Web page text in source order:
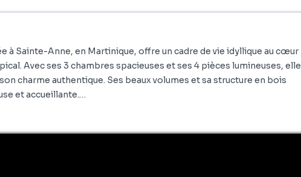
à Sainte-Anne, en Martinique, offre un cadre de vie idyllique au cœur
Avec ses 3 chambres spacieuses et ses 4 pièces lumineuses, elle
charme authentique. Ses beaux volumes et sa structure en bois
et accueillante.